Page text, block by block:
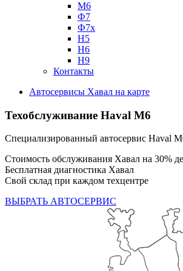
М6
Ф7
Ф7х
Н5
Н6
Н9
Контакты
Автосервисы Хавал на карте
Техобслуживание Haval M6
Специализированный автосервис Haval
Стоимость обслуживания Хавал на 30%
Бесплатная диагностика Хавал
Свой склад при каждом техцентре
ВЫБРАТЬ АВТОСЕРВИС